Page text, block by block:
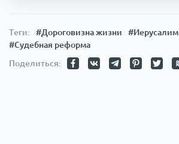
Теги: #Дороговизна жизни #Иерусалим
#Судебная реформа
Поделиться: